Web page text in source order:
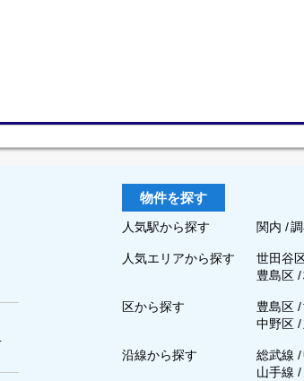
物件を探す
人気駅から探す 関内 /
人気エリアから探す 世田谷
豊島区 /
区から探す 豊島区 /
中野区 /
沿線から探す 総武線 /
山手線 /